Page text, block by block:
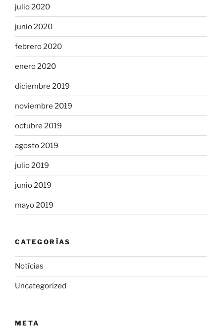
julio 2020
junio 2020
febrero 2020
enero 2020
diciembre 2019
noviembre 2019
octubre 2019
agosto 2019
julio 2019
junio 2019
mayo 2019
CATEGORÍAS
Notícias
Uncategorized
META